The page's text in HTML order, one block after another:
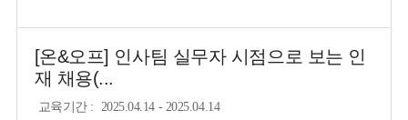
[온&오프] 인사팀 실무자 시점으로 보는 인
재 채용(...
교육기간: 2025.04.14 - 2025.04.14